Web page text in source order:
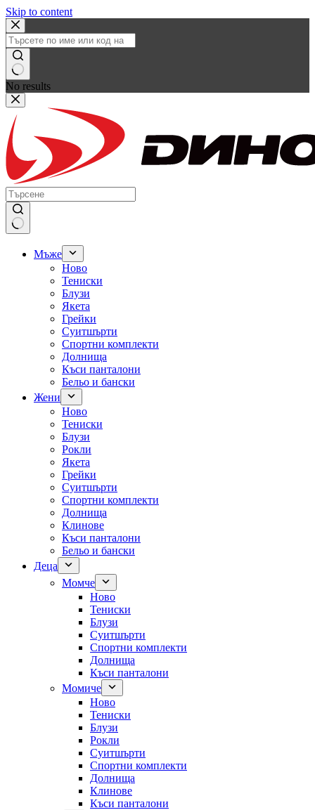
Skip to content
No results
Мъже
Ново
Тениски
Блузи
Якета
Грейки
Суитшърти
Спортни комплекти
Долнища
Къси панталони
Бельо и бански
Жени
Ново
Тениски
Блузи
Рокли
Якета
Грейки
Суитшърти
Спортни комплекти
Долнища
Клинове
Къси панталони
Бельо и бански
Деца
Момче
Ново
Тениски
Блузи
Суитшърти
Спортни комплекти
Долнища
Къси панталони
Момиче
Ново
Тениски
Блузи
Рокли
Суитшърти
Спортни комплекти
Долнища
Клинове
Къси панталони